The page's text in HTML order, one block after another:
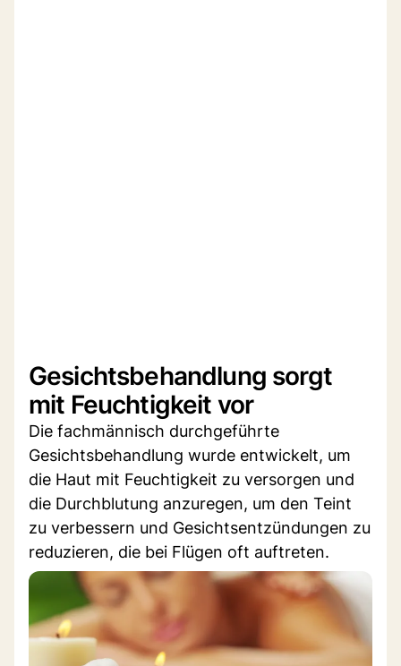
Gesichtsbehandlung sorgt
mit Feuchtigkeit vor
Die fachmännisch durchgeführte
Gesichtsbehandlung wurde entwickelt, um
die Haut mit Feuchtigkeit zu versorgen und
die Durchblutung anzuregen, um den Teint
zu verbessern und Gesichtsentzündungen zu
reduzieren, die bei Flügen oft auftreten.